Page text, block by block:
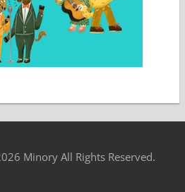
Minory All Rights Reserved.